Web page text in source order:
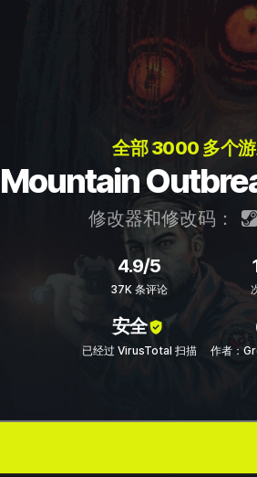
全部 3000 多个
修改器和修改码：
4.9/5
37K 条评论
安全
已经过 VirusTotal 扫描 作者：